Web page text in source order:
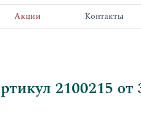
Акции Контакты
2100215 от